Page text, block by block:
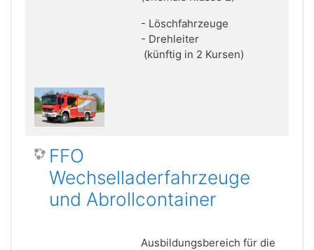
- Löschfahrzeuge
- Drehleiter
(künftig in 2 Kursen)
FFO
Wechselladerfahrzeuge
und Abrollcontainer
Ausbildungsbereich für die